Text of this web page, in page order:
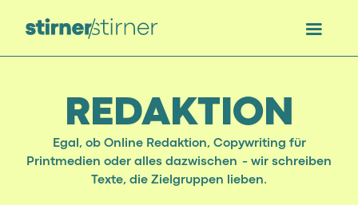
REDAKTION
Egal, ob Online Redaktion, Copywriting für
Printmedien oder alles dazwischen - wir schreiben
Texte, die Zielgruppen lieben.